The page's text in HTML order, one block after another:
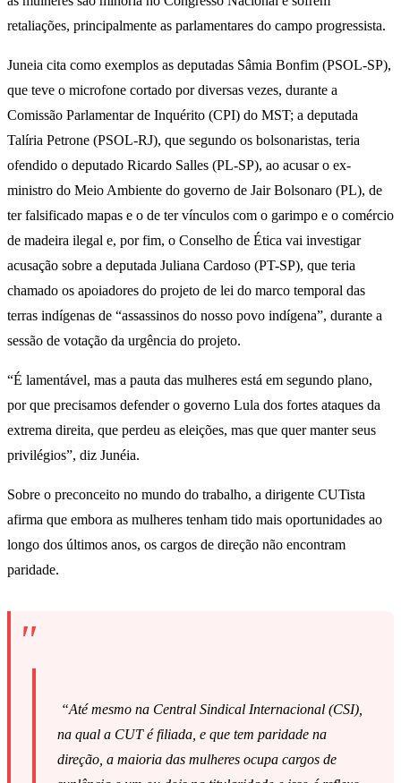
retaliações, principalmente as parlamentares do campo progressista.
Juneia cita como exemplos as deputadas Sâmia Bonfim (PSOL-SP),
que teve o microfone cortado por diversas vezes, durante a
Comissão Parlamentar de Inquérito (CPI) do MST; a deputada
Talíria Petrone (PSOL-RJ), que segundo os bolsonaristas, teria
ofendido o deputado Ricardo Salles (PL-SP), ao acusar o ex-
ministro do Meio Ambiente do governo de Jair Bolsonaro (PL), de
ter falsificado mapas e o de ter vínculos com o garimpo e o comércio
de madeira ilegal e, por fim, o Conselho de Ética vai investigar
acusação sobre a deputada Juliana Cardoso (PT-SP), que teria
chamado os apoiadores do projeto de lei do marco temporal das
terras indígenas de “assassinos do nosso povo indígena”, durante a
sessão de votação da urgência do projeto.
“É lamentável, mas a pauta das mulheres está em segundo plano,
por que precisamos defender o governo Lula dos fortes ataques da
extrema direita, que perdeu as eleições, mas que quer manter seus
privilégios”, diz Junéia.
Sobre o preconceito no mundo do trabalho, a dirigente CUTista
afirma que embora as mulheres tenham tido mais oportunidades ao
longo dos últimos anos, os cargos de direção não encontram
paridade.
“Até mesmo na Central Sindical Internacional (CSI),
na qual a CUT é filiada, e que tem paridade na
direção, a maioria das mulheres ocupa cargos de